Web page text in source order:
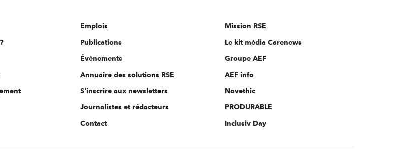
sur:
Emplois
Publications
Évènements
Annuaire des solutions RSE
S'inscrire aux newsletters
Journalistes et rédacteurs
Contact
Mission RSE
Le kit média Carenews
Groupe AEF
AEF info
Novethic
PRODURABLE
Inclusiv Day